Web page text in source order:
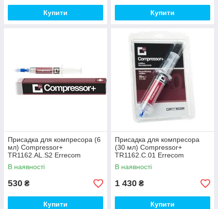
Купити Купити
Присадка для компресора (6
мл) Compressor+
TR1162.AL.S2 Errecom
В наявності
530 ₴
Купити
Присадка для компресора
(30 мл) Compressor+
TR1162.C.01 Errecom
В наявності
1 430 ₴
Купити